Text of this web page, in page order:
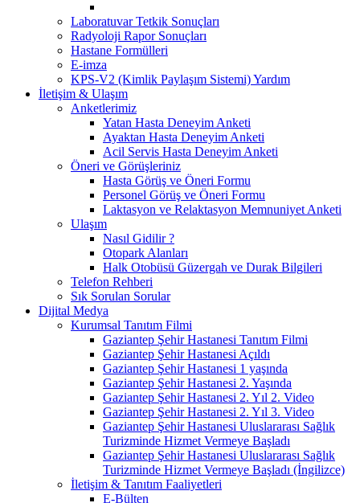
Laboratuvar Tetkik Sonuçları
Radyoloji Rapor Sonuçları
Hastane Formülleri
E-imza
KPS-V2 (Kimlik Paylaşım Sistemi) Yardım
İletişim & Ulaşım
Anketlerimiz
Yatan Hasta Deneyim Anketi
Ayaktan Hasta Deneyim Anketi
Acil Servis Hasta Deneyim Anketi
Öneri ve Görüşleriniz
Hasta Görüş ve Öneri Formu
Personel Görüş ve Öneri Formu
Laktasyon ve Relaktasyon Memnuniyet Anketi
Ulaşım
Nasıl Gidilir ?
Otopark Alanları
Halk Otobüsü Güzergah ve Durak Bilgileri
Telefon Rehberi
Sık Sorulan Sorular
Dijital Medya
Kurumsal Tanıtım Filmi
Gaziantep Şehir Hastanesi Tanıtım Filmi
Gaziantep Şehir Hastanesi Açıldı
Gaziantep Şehir Hastanesi 1 yaşında
Gaziantep Şehir Hastanesi 2. Yaşında
Gaziantep Şehir Hastanesi 2. Yıl 2. Video
Gaziantep Şehir Hastanesi 2. Yıl 3. Video
Gaziantep Şehir Hastanesi Uluslararası Sağlık
Turizminde Hizmet Vermeye Başladı
Gaziantep Şehir Hastanesi Uluslararası Sağlık
Turizminde Hizmet Vermeye Başladı (İngilizce)
İletişim & Tanıtım Faaliyetleri
E-Bülten